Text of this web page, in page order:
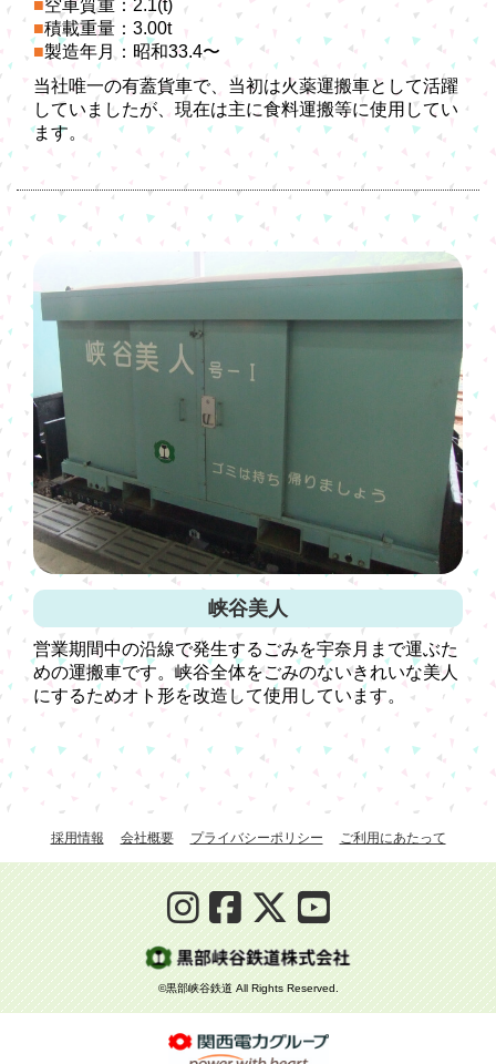
空車質重：2.1(t)
積載重量：3.00t
製造年月：昭和33.4〜
当社唯一の有蓋貨車で、当初は火薬運搬車として活躍
していましたが、現在は主に食料運搬等に使用してい
ます。
峡谷美人
営業期間中の沿線で発生するごみを宇奈月まで運ぶた
めの運搬車です。峡谷全体をごみのないきれいな美人
にするためオト形を改造して使用しています。
採用情報 会社概要 プライバシーポリシー ご利用にあたって
©黒部峡谷鉄道 All Rights Reserved.